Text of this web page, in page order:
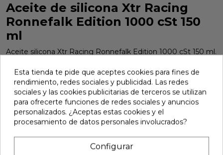
Aceite de silicona Xtr Racing
Ronnefalk Edition 1000 cSt 150
ml
Aceite silicona Xtr Racing Ronnefalk Edition 1000 cSt 150 ml.
Marca: Xtr Racing Ref: SIL-1000RV2B1
10,50 €
Añadir
Esta tienda te pide que aceptes cookies para fines de
rendimiento, redes sociales y publicidad. Las redes
sociales y las cookies publicitarias de terceros se utilizan
para ofrecerte funciones de redes sociales y anuncios
personalizados. ¿Aceptas estas cookies y el
procesamiento de datos personales involucrados?
Configurar